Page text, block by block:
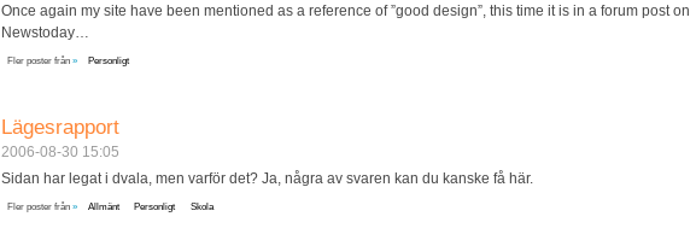
Once again my site have been mentioned as a reference of ”good design”, this time it is in a forum post on
Newstoday…
Fler poster från » Personligt
Lägesrapport
2006-08-30 15:05
Sidan har legat i dvala, men varför det? Ja, några av svaren kan du kanske få här.
Fler poster från » Allmänt Personligt Skola